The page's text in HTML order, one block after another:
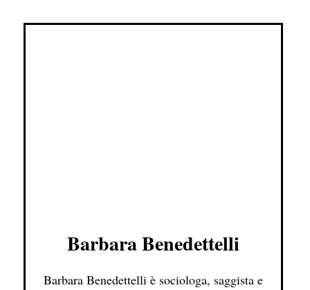
Barbara Benedettelli
Barbara Benedettelli è sociologa, saggista e